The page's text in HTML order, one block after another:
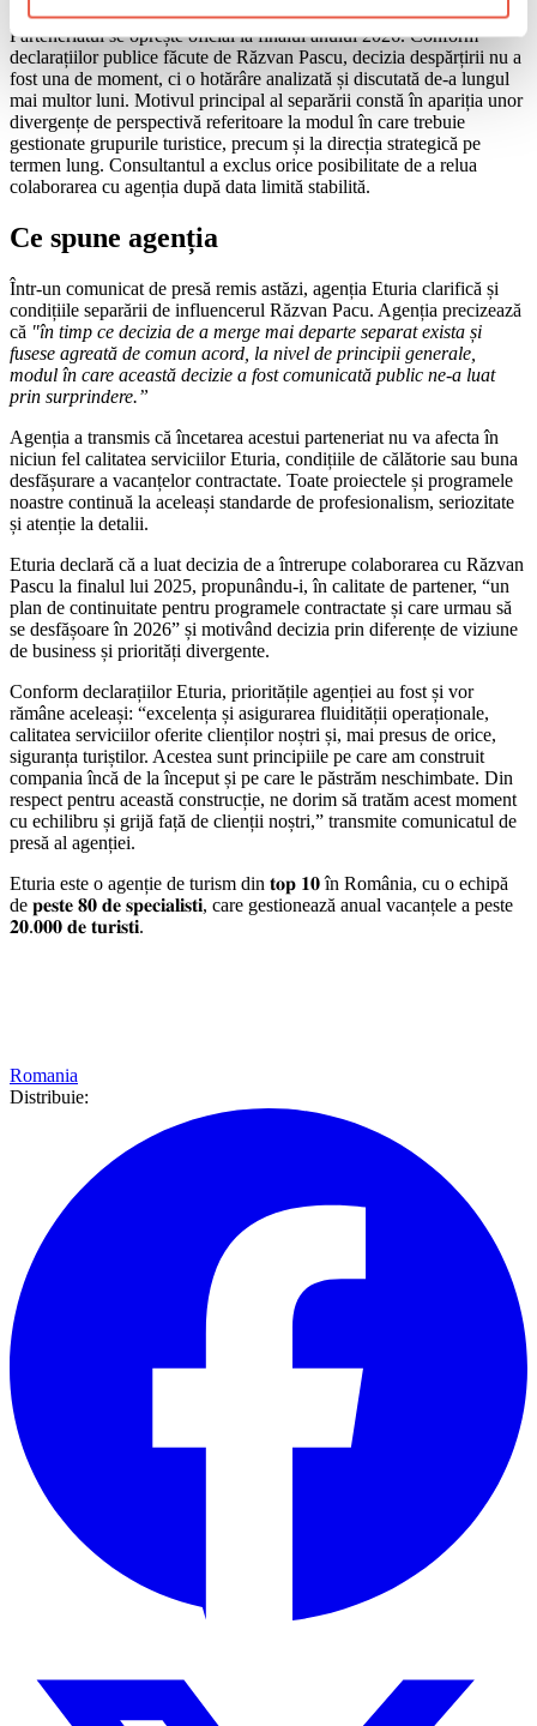
Parteneriatul se oprește oficial la finalul anului 2026. Conform
declarațiilor publice făcute de Răzvan Pascu, decizia despărțirii nu a
fost una de moment, ci o hotărâre analizată și discutată de-a lungul
mai multor luni. Motivul principal al separării constă în apariția unor
divergențe de perspectivă referitoare la modul în care trebuie
gestionate grupurile turistice, precum și la direcția strategică pe
termen lung. Consultantul a exclus orice posibilitate de a relua
colaborarea cu agenția după data limită stabilită.
Ce spune agenția
Într-un comunicat de presă remis astăzi, agenția Eturia clarifică și
condițiile separării de influencerul Răzvan Pacu. Agenția precizează
că "în timp ce decizia de a merge mai departe separat exista și
fusese agreată de comun acord, la nivel de principii generale,
modul în care această decizie a fost comunicată public ne-a luat
prin surprindere.”
Agenția a transmis că încetarea acestui parteneriat nu va afecta în
niciun fel calitatea serviciilor Eturia, condițiile de călătorie sau buna
desfășurare a vacanțelor contractate. Toate proiectele și programele
noastre continuă la aceleași standarde de profesionalism, seriozitate
și atenție la detalii.
Eturia declară că a luat decizia de a întrerupe colaborarea cu Răzvan
Pascu la finalul lui 2025, propunându-i, în calitate de partener, “un
plan de continuitate pentru programele contractate și care urmau să
se desfășoare în 2026” și motivând decizia prin diferențe de viziune
de business și priorități divergente.
Conform declarațiilor Eturia, prioritățile agenției au fost și vor
rămâne aceleași: “excelența și asigurarea fluidității operaționale,
calitatea serviciilor oferite clienților noștri și, mai presus de orice,
siguranța turiștilor. Acestea sunt principiile pe care am construit
compania încă de la început și pe care le păstrăm neschimbate. Din
respect pentru această construcție, ne dorim să tratăm acest moment
cu echilibru și grijă față de clienții noștri,” transmite comunicatul de
presă al agenției.
Eturia este o agenție de turism din 𝐭𝐨𝐩 𝟏𝟎 în România, cu o echipă
de 𝐩𝐞𝐬𝐭𝐞 𝟖𝟎 𝐝𝐞 𝐬𝐩𝐞𝐜𝐢𝐚𝐥𝐢𝐬𝐭𝐢, care gestionează anual vacanțele a peste
𝟐𝟎.𝟎𝟎𝟎 𝐝𝐞 𝐭𝐮𝐫𝐢𝐬𝐭𝐢.
Romania
Distribuie: